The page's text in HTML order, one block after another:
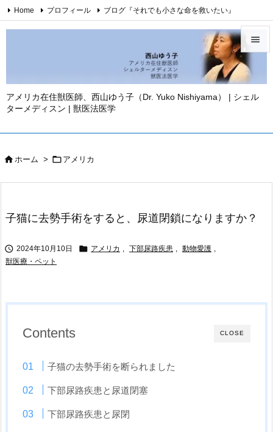
アメリカ在住獣医師、西山ゆう子（Dr. Yuko Nishiyama） | シェル
ターメディスン | 獣医法医学



Home プロフィール ブログ『それでも小さな命を救いたい』
西山ゆう子・YouTubeチャンネル 西山ゆう子・刊行著書
Facebook Instagram
ホーム >  アメリカ
子猫に去勢手術をすると、尿道閉鎖になりますか？
 2024年10月10日  アメリカ , 下部尿路疾患 , 動物愛護 ,
獣医療・ペット
CLOSE
Contents
子猫の去勢手術を断られました
下部尿路疾患と尿道閉塞
下部尿路疾患と尿閉